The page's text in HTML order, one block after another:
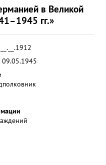
в Великой
гг.»
__.__.1912
09.05.1945